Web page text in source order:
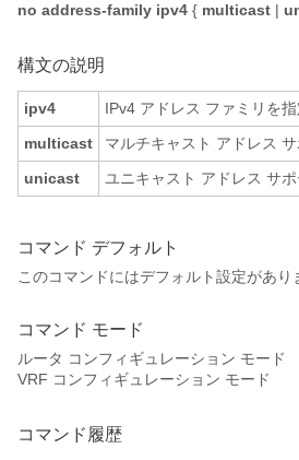
no address-family ipv4 { multicast |
構文の説明
ipv4
IPv4 アドレス ファミリを指
multicast
マルチキャスト アドレス サ
unicast
ユニキャスト アドレス サポ
コマンド デフォルト
このコマンドにはデフォルト設定があり
コマンド モード
ルータ コンフィギュレーション モード
VRF コンフィギュレーション モード
コマンド履歴